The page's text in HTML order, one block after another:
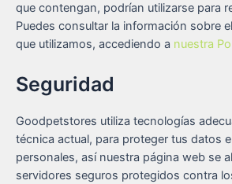
que contengan, podrían utilizarse para
Puedes consultar la información sobre
que utilizamos, accediendo a nuestra
Seguridad
Goodpetstores utiliza tecnologías
técnica actual, para proteger tus datos
personales, así nuestra página web se
servidores seguros protegidos contra